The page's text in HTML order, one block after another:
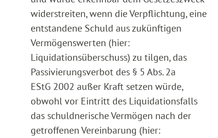
widerstreiten, wenn die Verpflichtung, eine
entstandene Schuld aus zukünftigen
Vermögenswerten (hier:
Liquidationsüberschuss) zu tilgen, das
Passivierungsverbot des § 5 Abs. 2a
EStG 2002 außer Kraft setzen würde,
obwohl vor Eintritt des Liquidationsfalls
das schuldnerische Vermögen nach der
getroffenen Vereinbarung (hier: